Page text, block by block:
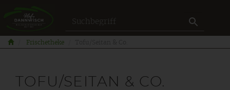
Frischetheke
TOFU/SEITAN & CO.